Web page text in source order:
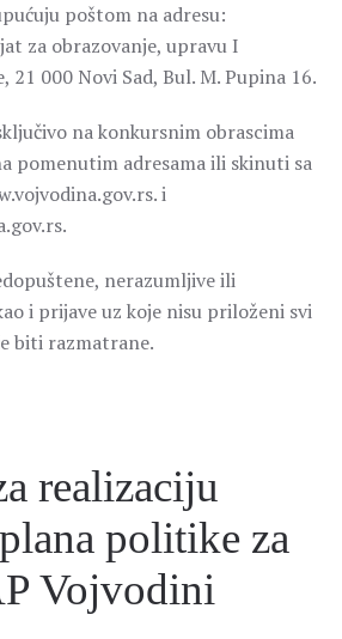
poštom na adresu:
za obrazovanje, upravu I
21 000 Novi Sad, Bul. M. Pupina 16.
na konkursnim obrascima
pomenutim adresama ili skinuti sa
i
nerazumljive ili
i prijave uz koje nisu priloženi svi
biti razmatrane.
realizaciju
politike za
Vojvodini